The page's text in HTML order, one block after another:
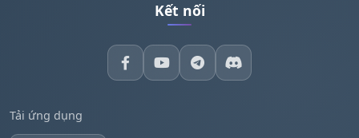
Kết nối
Tải ứng dụng